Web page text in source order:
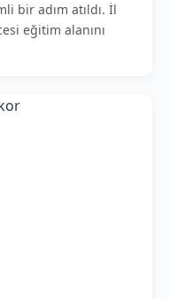
bir adım atıldı. İl
eğitim alanını